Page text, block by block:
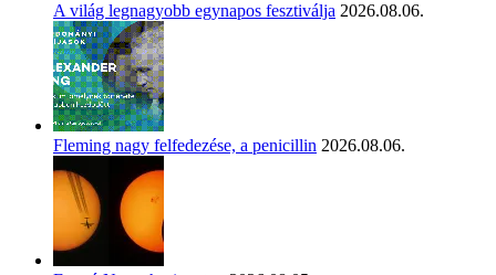
A világ legnagyobb egynapos fesztiválja 2026.08.06.
Fleming nagy felfedezése, a penicillin 2026.08.06.